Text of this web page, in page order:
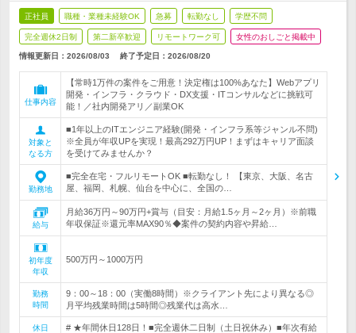
正社員 職種・業種未経験OK 急募 転勤なし 学歴不問
完全週休2日制 第二新卒歓迎 リモートワーク可 女性のおしごと掲載中
情報更新日：2026/08/03 終了予定日： 2026/08/20
仕事内容
【常時1万件の案件をご用意！決定権は100%あなた】Webアプリ
開発・インフラ・クラウド・DX支援・ITコンサルなどに挑戦可
能！／社内開発アリ／副業OK
対象と
なる方
■1年以上のITエンジニア経験(開発・インフラ系等ジャンル不問)
※全員が年収UPを実現！最高292万円UP！まずはキャリア面談
を受けてみませんか？
勤務地
■完全在宅・フルリモートOK ■転勤なし！ 【東京、大阪、名古
屋、福岡、札幌、仙台を中心に、全国の…
給与
月給36万円～90万円+賞与（目安：月給1.5ヶ月～2ヶ月）※前職
年収保証※還元率MAX90％◆案件の契約内容や昇給…
初年度
年収
500万円～1000万円
勤務
時間
9：00～18：00（実働8時間）※クライアント先により異なる◎
月平均残業時間は5時間◎残業代は高水…
休日
# ★年間休日128日！■完全週休二日制（土日祝休み）■年次有給